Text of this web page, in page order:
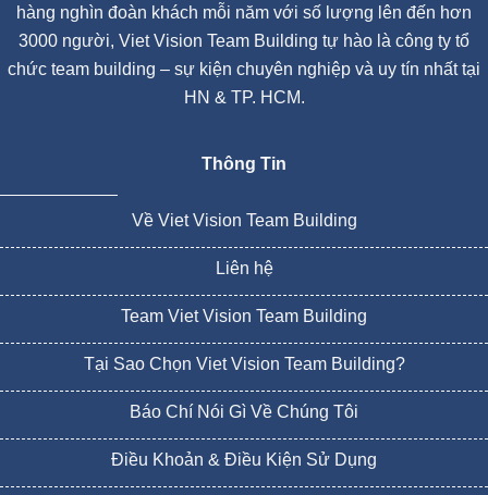
hàng nghìn đoàn khách mỗi năm với số lượng lên đến hơn
3000 người, Viet Vision Team Building tự hào là công ty tổ
chức team building – sự kiện chuyên nghiệp và uy tín nhất tại
HN & TP. HCM.
Thông Tin
Về Viet Vision Team Building
Liên hệ
Team Viet Vision Team Building
Tại Sao Chọn Viet Vision Team Building?
Báo Chí Nói Gì Về Chúng Tôi
Điều Khoản & Điều Kiện Sử Dụng